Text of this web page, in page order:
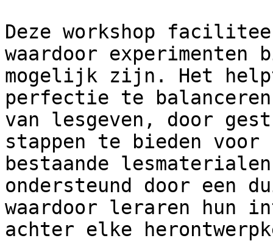
Deze workshop
waardoor
mogelijk zijn. Het
perfectie te
van lesgeven, door
stappen te bieden voor
bestaande
ondersteund door een
waardoor leraren hun
achter elke